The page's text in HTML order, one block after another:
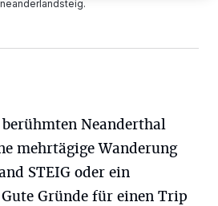
Neanderthal
mehrtägige Wanderung
STEIG oder ein
Gründe für einen Trip